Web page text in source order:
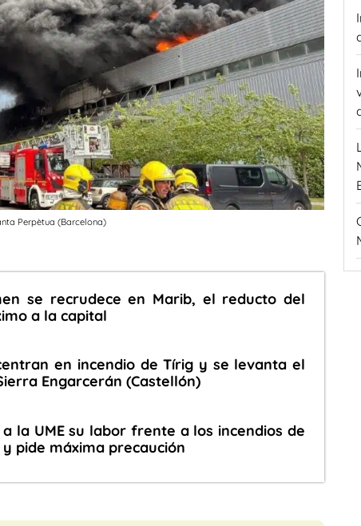
Perpètua (Barcelona)
se recrudece en Marib, el reducto del
a la capital
en incendio de Tírig y se levanta el
Engarcerán (Castellón)
la UME su labor frente a los incendios de
pide máxima precaución